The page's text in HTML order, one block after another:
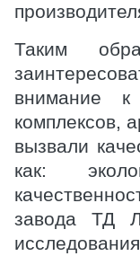
Таким
внимание к
комплексов,
вызвали
как:
завода ТД